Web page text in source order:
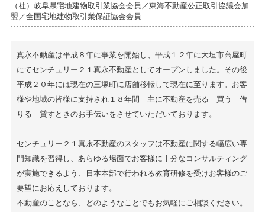
（社）岐阜県宅地建物取引業協会会員／東海不動産公正取引協議会加
盟／全国宅地建物取引業保証協会会員
真永不動産は平成８年に事業を開始し、平成１２年に大垣市高屋町
にてセンチュリー２１真永不動産としてオープンしました。その後
平成２０年には現在の三塚町に店舗移転して現在に至ります。お客
様や地域の皆様に支持され１８年間 主に不動産を売る 買う 借
りる 貸すときのお手伝いをさせていただいております。
センチュリー２１真永不動産のスタッフは不動産に関する幅広い専
門知識を習得し、あらゆる場面でお客様に十分なコンサルティング
が実施できるよう、日本本部で行われる教育研修を受けお客様のご
要望にお応えしております。
不動産のことなら、どのようなことでもお気軽にご相談ください。